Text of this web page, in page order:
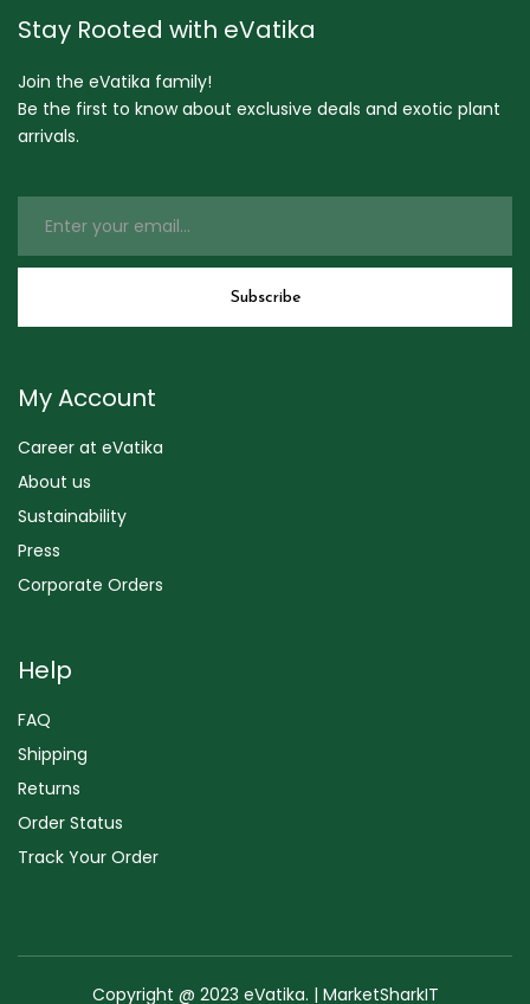
Stay Rooted with eVatika
Join the eVatika family!
Be the first to know about exclusive deals and exotic plant
arrivals.
My Account
Career at eVatika
About us
Sustainability
Press
Corporate Orders
Help
FAQ
Shipping
Returns
Order Status
Track Your Order
Copyright @ 2023 eVatika. | MarketSharkIT